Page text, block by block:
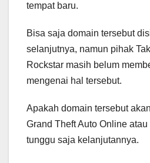
tempat baru.
Bisa saja domain tersebut
selanjutnya, namun pihak
Rockstar masih belum
mengenai hal tersebut.
Apakah domain tersebut
Grand Theft Auto Online
tunggu saja kelanjutannya.